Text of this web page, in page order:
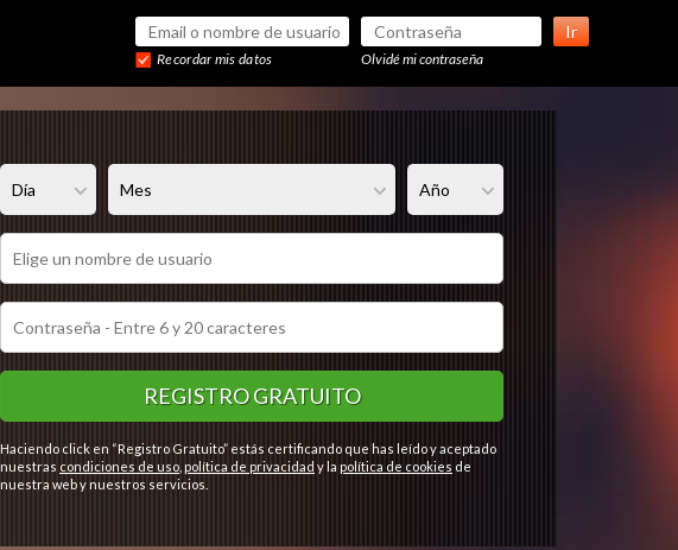
Ir
Recordar mis datos Olvidé mi contraseña
REGISTRO GRATUITO
Haciendo click en “Registro Gratuito” estás certificando que has leído y aceptado
nuestras condiciones de uso política de privacidad y la política de cookies de
nuestra web y nuestros servicios.